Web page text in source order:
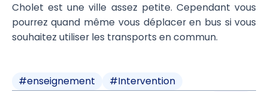
Cholet est une ville assez petite. Cependant vous
pourrez quand même vous déplacer en bus si vous
souhaitez utiliser les transports en commun.
#enseignement #Intervention